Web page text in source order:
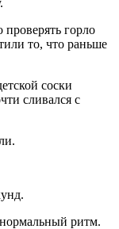
проверять горло
то, что раньше
соски
сливался с
ритм.